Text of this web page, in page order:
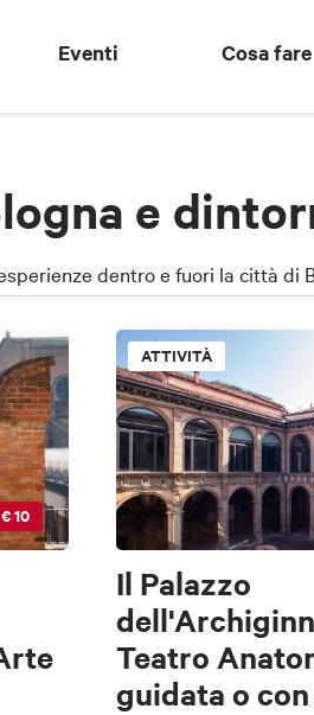
Eventi Cosa fare
e
dentro e fuori la città di
€ 10
ATTIVITÀ
Il Palazzo
Teatro
guidata o